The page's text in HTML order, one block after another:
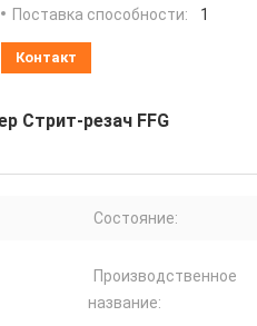
Поставка способности:
1
Контакт
Стрит-резач FFG
Состояние:
Производственное
название: